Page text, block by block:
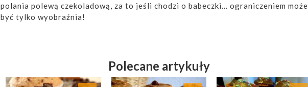
polania polewą czekoladową, za to jeśli chodzi o babeczki... ograniczeniem może
być tylko wyobraźnia!
Polecane artykuły